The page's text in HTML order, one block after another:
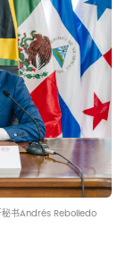
秘书Andrés Rebolledo